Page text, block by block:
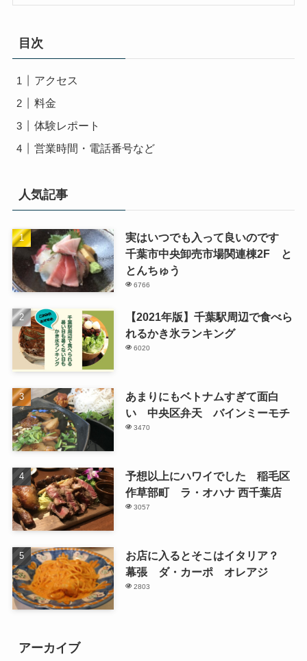
目次
アクセス
料金
体験レポート
営業時間・電話番号など
人気記事
実はいつでも入って良いのです
千葉市中央卸売市場関連棟2F と
とんちゅう
6766
【2021年版】千葉駅周辺で食べら
れるかき氷ランキング
6020
あまりにもベトナムすぎて面白
い 中央区弁天 バインミーモチ
3470
予想以上にハワイでした 稲毛区
作草部町 ラ・オハナ 西千葉店
3057
お店に入るとそこはイタリア？
幕張 ダ・カーポ オレアジ
2803
アーカイブ